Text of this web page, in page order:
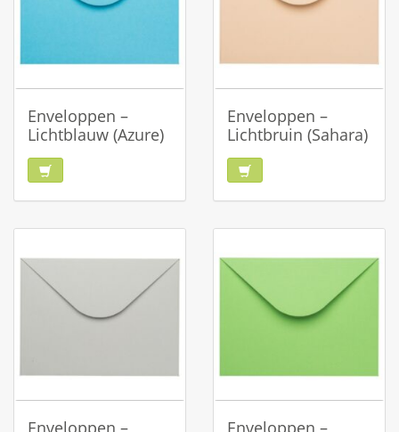
Enveloppen –
Lichtblauw (Azure)
Enveloppen –
Lichtbruin (Sahara)
Enveloppen – Enveloppen –